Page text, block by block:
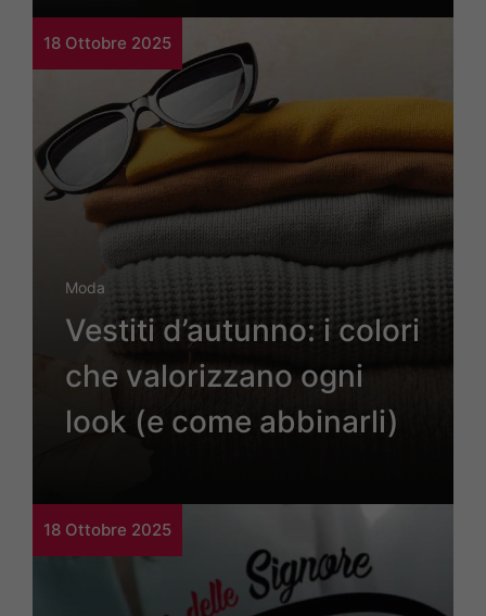
18 Ottobre 2025
Moda
Vestiti d’autunno: i colori
che valorizzano ogni
look (e come abbinarli)
18 Ottobre 2025